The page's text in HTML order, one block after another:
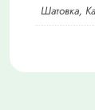
Шатовка,